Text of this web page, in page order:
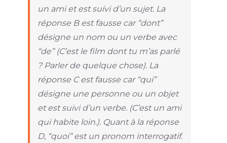
un ami et est suivi d’un sujet. La
réponse B est fausse car “dont”
désigne un nom ou un verbe avec
“de” (C’est le film dont tu m’as parlé
? Parler de quelque chose). La
réponse C est fausse car “qui”
désigne une personne ou un objet
et est suivi d’un verbe. (C’est un ami
qui habite loin.). Quant à la réponse
D, “quoi” est un pronom interrogatif.